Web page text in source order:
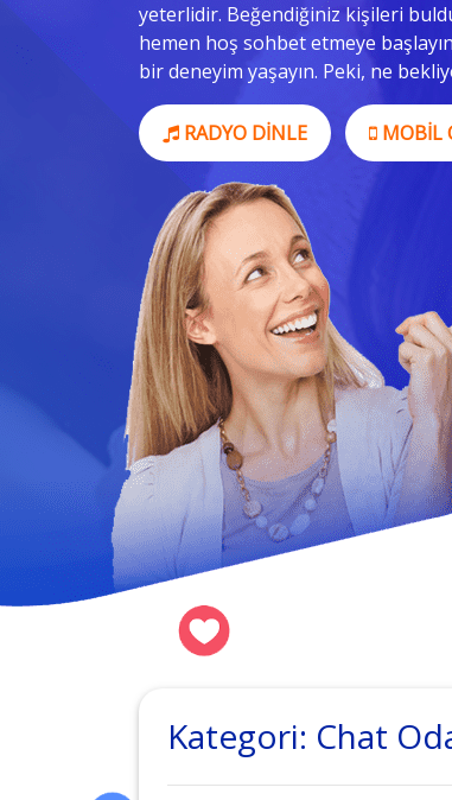
yeterlidir. Beğendiğiniz kişileri
hemen hoş sohbet etmeye
bir deneyim yaşayın. Peki, ne
RADYO DINLE MOBIL
Kategori: Chat